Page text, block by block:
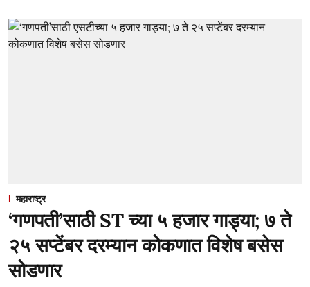
महाराष्ट्र
‘गणपती’साठी ST च्या ५ हजार गाड्या; ७ ते
२५ सप्टेंबर दरम्यान कोकणात विशेष बसेस
सोडणार